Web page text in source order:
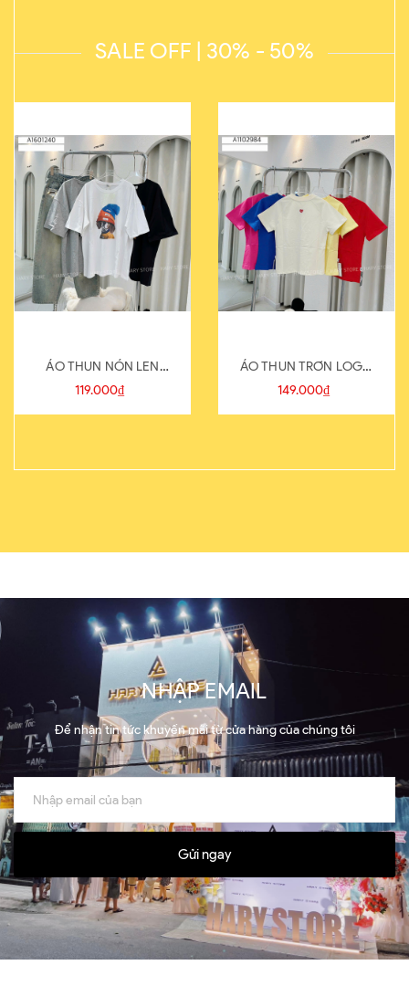
SALE OFF | 30% - 50%
ÁO THUN NÓN LEN
821-1
119.000₫
ÁO THUN TRƠN LOGO
SAU
149.000₫
NHẬP EMAIL
Để nhận tin tức khuyến mãi từ cửa hàng của chúng tôi
Gửi ngay